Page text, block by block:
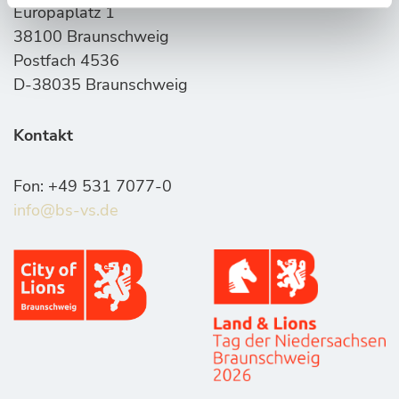
Europaplatz 1
38100 Braunschweig
Postfach 4536
D-38035 Braunschweig
Kontakt
Fon: +49 531 7077-0
info@bs-vs.de